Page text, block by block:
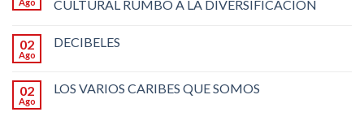
CULTURAL RUMBO A LA DIVERSIFICACION
02
Ago
DECIBELES
02
Ago
LOS VARIOS CARIBES QUE SOMOS